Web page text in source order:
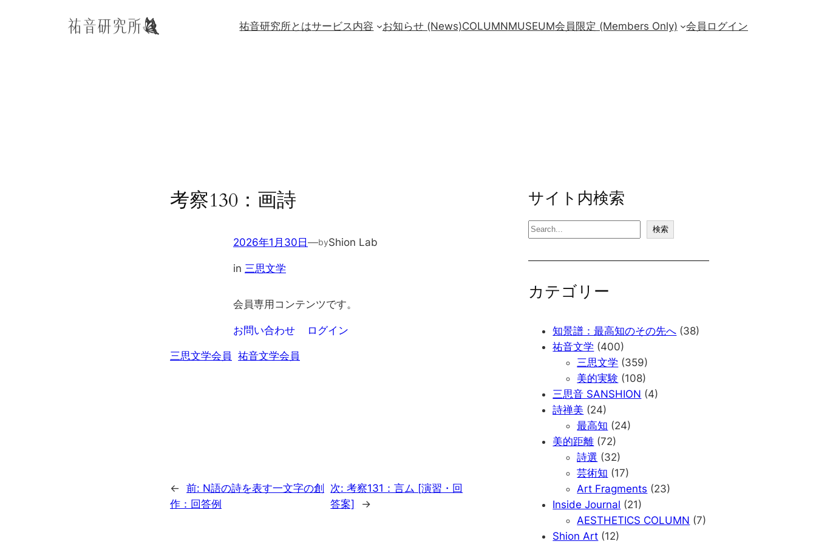
祐音研究所とはサービス内容 お知らせ (News)COLUMNMUSEUM会員限定 (Members Only) 会員ログイン
考察130：画詩
2026年1月30日 —byShion Lab
in 三思文学
会員専用コンテンツです。
お問い合わせ ログイン
三思文学会員 祐音文学会員
← 前: N語の詩を表す一文字の創
作：回答例
次:考察131：言ム [演習・回
答案]
→
サイト内検索
検
検索
カテゴリー
知景譜：最高知のその先へ (38)
祐音文学 (400)
三思文学 (359)
美的実験 (108)
三思音 SANSHION (4)
詩禅美 (24)
最高知 (24)
美的距離 (72)
詩選 (32)
芸術知 (17)
Art Fragments (23)
Inside Journal (21)
AESTHETICS COLUMN (7)
Shion Art (12)